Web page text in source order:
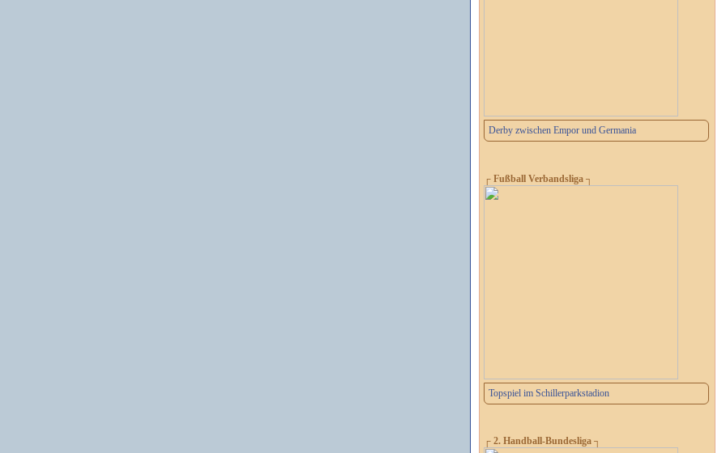
Derby zwischen Empor und Germania
┌ Fußball Verbandsliga ┐
Topspiel im Schillerparkstadion
┌ 2. Handball-Bundesliga ┐